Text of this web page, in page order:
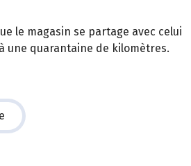
le magasin se partage avec celui
une quarantaine de kilomètres.